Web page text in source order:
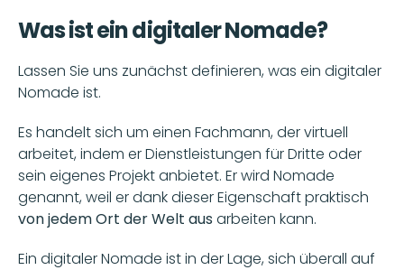
Was ist ein digitaler Nomade?
Lassen Sie uns zunächst definieren, was ein digitaler
Nomade ist.
Es handelt sich um einen Fachmann, der virtuell
arbeitet, indem er Dienstleistungen für Dritte oder
sein eigenes Projekt anbietet. Er wird Nomade
genannt, weil er dank dieser Eigenschaft praktisch
von jedem Ort der Welt aus arbeiten kann.
Ein digitaler Nomade ist in der Lage, sich überall auf